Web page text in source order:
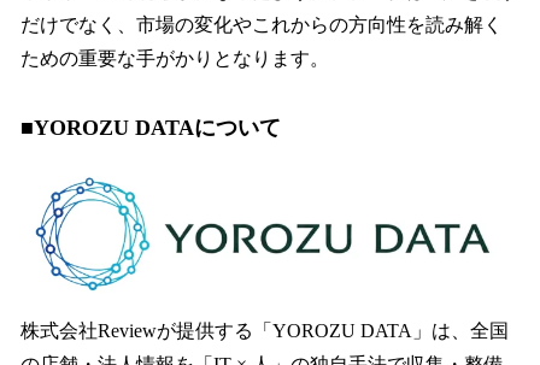
だけでなく、市場の変化やこれからの方向性を読み解く
ための重要な手がかりとなります。
■YOROZU DATAについて
株式会社Reviewが提供する「YOROZU DATA」は、全国